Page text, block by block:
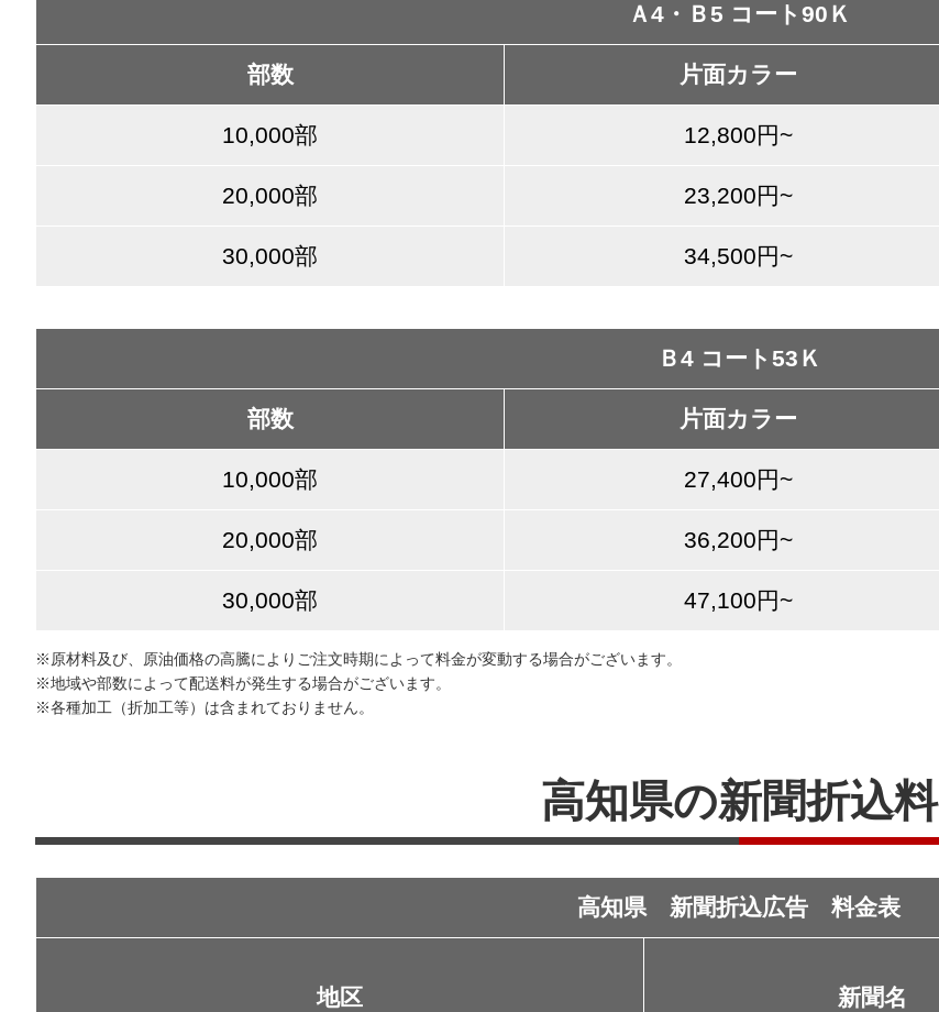
Ａ4・Ｂ5 コート90Ｋ
部数 片面カラー
10,000部 12,800円~
20,000部 23,200円~
30,000部 34,500円~
Ｂ4 コート53Ｋ
部数 片面カラー
10,000部 27,400円~
20,000部 36,200円~
30,000部 47,100円~
※原材料及び、原油価格の高騰によりご注文時期によって料金が変動する場合がございます。
※地域や部数によって配送料が発生する場合がございます。
※各種加工（折加工等）は含まれておりません。
高知県の新聞折込料
高知県 新聞折込広告 料金表
地区 新聞名